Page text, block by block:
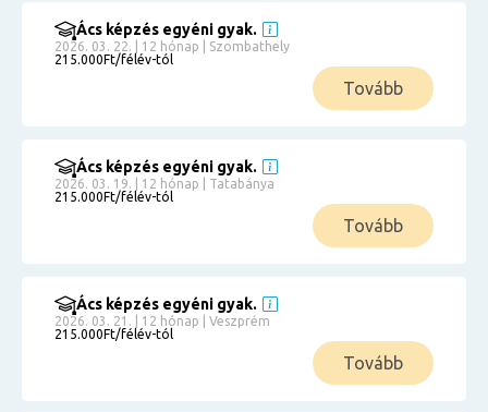
Ács képzés egyéni gyak.
2026. 03. 22. | 12 hónap | Szombathely
215.000Ft/félév-tól
Tovább
Ács képzés egyéni gyak.
2026. 03. 19. | 12 hónap | Tatabánya
215.000Ft/félév-tól
Tovább
Ács képzés egyéni gyak.
2026. 03. 21. | 12 hónap | Veszprém
215.000Ft/félév-tól
Tovább